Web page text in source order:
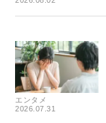
エンタメ
2026.07.31